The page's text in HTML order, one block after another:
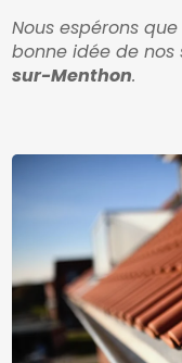
Nous espérons
bonne idée de
sur-Menthon.